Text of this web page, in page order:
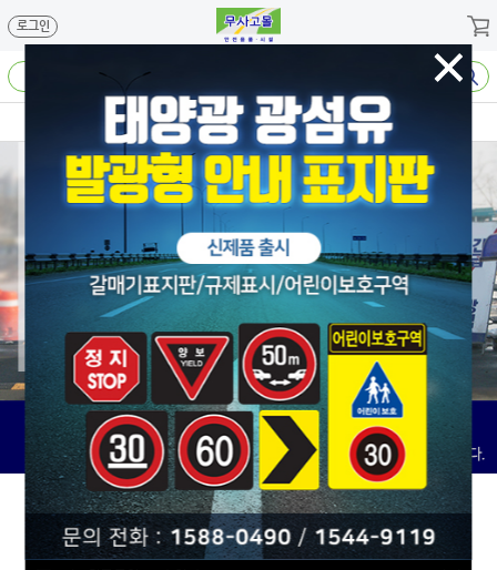
메뉴 바로가기
로그인
도로시설용품 안전용품 어린이보호구역
주문/배송 송장조회 고객의소리